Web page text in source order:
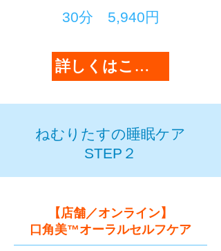
​30分 5,940円
詳しくはこちら
​ねむりたすの睡眠ケア
STEP２
​【店舗／オンライン】
口角美™​オーラルセルフケア